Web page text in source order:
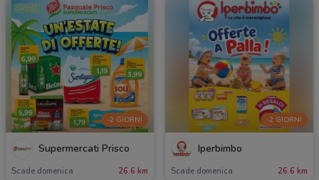
-2 GIORNI
Supermercati Prisco
Scade domenica 26.6 km
-2 GIORNI
Iperbimbo
Scade domenica 26.6 km